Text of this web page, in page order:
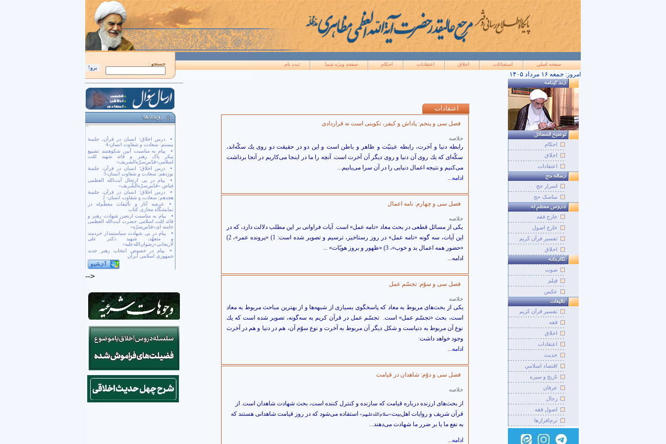
جستجو : صفحه اصلي استفتائات اخلاق اعتقادات احکام صفحه ويژه شما ثبت نام
امروز: ۱۴۰۵ جمعه ۱۶ مرداد
درس اخلاق؛ انسان در قرآن، جلسۀ
بیستم: سعادت و شقاوت انسان-4
پیام به مناسبت آیین شکوهمند تشییع
پیکر پاک رهبر و قائد شهید امّت
اسلامی«قدّس‌سرّه‌الشریف»
درس اخلاق؛ انسان در قرآن، جلسۀ
نوزدهم: سعادت و شقاوت انسان-3
پیام در پی ارتحال آیت‌الله العظمی
فیاض «قدّس‌سرّه‌الشّریف»
درس اخلاق؛ انسان در قرآن، جلسۀ
هجدهم: سعادت و شقاوت انسان- 2
عرضه آثار و تألیفات معظّم‌له در
نمایشگاه مجازی کتاب
پیام به مناسبت اربعین شهادت رهبر و
قائد امّت اسلامی حضرت آیت‌الله العظمی
خامنه ای«قدّس‌سرّه»
پیام در پی شهادت سیاستمدار خردمند
و متعهّد، شهید دکتر علی
لاریجانی«رضوان‌الله‌علیه»
پیام در خصوص انتخاب رهبر جدید
جمهوری اسلامی ایران
-->
اعتقادات
فصل سى و پنجم: پاداش و كيفر، تكوينى است نه قراردادى
خلاصه
رابطه دنيا و آخرت، رابطه عينيّت و ظاهر و باطن است و اين دو در حقيقت دو روى يك سكّه‏‌اند،
سكّه‌‏اى كه يك روى آن دنيا و روى ديگر آن آخرت است. آنچه را ما در اينجا مى‌‏كاريم در آنجا برداشت
مى‌‏كنيم و نتيجه اعمال دنيايى را در آن سرا مى‌يابيم...
ادامه...
فصل سى و چهارم: نامه اعمال
خلاصه
يكى از مسائل قطعى در بحث معاد «نامه عمل» است. آيات فراوانى بر اين مطلب دلالت دارد، كه در
اين آيات، سه گونه «نامه عمل» در روز رستاخيز، ترسيم و تصوير شده است: 1) «پرونده عمر»، 2)
«حضور همه اعمال بد و خوب»، 3) «ظهور و بروز هويّات» ...
ادامه...
فصل سى و سوّم: تجسّم عمل
خلاصه
يكى از بحثهاى مربوط به معاد كه پاسخگوى بسيارى از شبهه‌‏ها و از بهترين مباحث مربوط به معاد
است، بحث «تجسّم عمل» است.
تجسّم عمل در قرآن كريم به سه‌گونه، تصوير شده است كه يك
نوع آن مربوط به دنياست و شكل ديگر آن مربوط به آخرت و نوع سوّم آن، هم در دنيا و هم در آخرت
وجود خواهد داشت:
ادامه...
فصل سى و دوّم: شاهدان در قيامت
خلاصه
از بحث‌هاى ارزنده درباره قيامت كه سازنده و كنترل كننده است، بحث شهادت شاهدان است. از
قرآن شريف و روايات اهل‌بيت«سلام‌الله‌علیهم»
استفاده مى‌‏شود كه در روز قيامت شاهدانى هستند كه
به نفع ما يا بر ضرر ما شهادت مى‌‏دهند...
ادامه...
احکام
اخلاق
اعتقادات
اسرار حج
مناسک حج
خارج فقه
خارج اصول
تفسیر قرآن کریم
اخلاق
صوت
فيلم
عکس
تفسير قرآن کريم
فقه
اخلاق
اعتقادات
حديث
اقتصاد اسلامي
تاريخ و سيره
عرفان
رجال
اصول فقه
نرم‌افزارها